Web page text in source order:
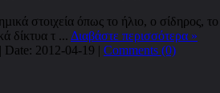
στοιχεία όπως το ήλιο, ο σίδηρος,
δίκτυα τ ... Διαβάστε περισσότερα »
| Date: 2012-04-19 | Comments (0)